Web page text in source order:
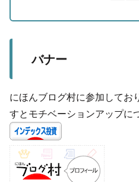
バナー
にほんブログ村に参加してお
すとモチベーションアップに